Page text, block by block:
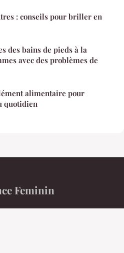
: conseils pour briller en
des bains de pieds à la
avec des problèmes de
alimentaire pour
quotidien
Feminin